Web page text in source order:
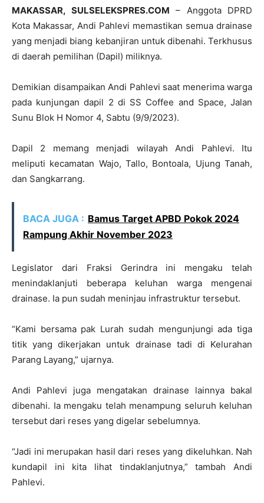
MAKASSAR, SULSELEKSPRES.COM – Anggota DPRD
Kota Makassar, Andi Pahlevi memastikan semua drainase
yang menjadi biang kebanjiran untuk dibenahi. Terkhusus
di daerah pemilihan (Dapil) miliknya.
Demikian disampaikan Andi Pahlevi saat menerima warga
pada kunjungan dapil 2 di SS Coffee and Space, Jalan
Sunu Blok H Nomor 4, Sabtu (9/9/2023).
Dapil 2 memang menjadi wilayah Andi Pahlevi. Itu
meliputi kecamatan Wajo, Tallo, Bontoala, Ujung Tanah,
dan Sangkarrang.
BACA JUGA : Bamus Target APBD Pokok 2024
Rampung Akhir November 2023
Legislator dari Fraksi Gerindra ini mengaku telah
menindaklanjuti beberapa keluhan warga mengenai
drainase. Ia pun sudah meninjau infrastruktur tersebut.
“Kami bersama pak Lurah sudah mengunjungi ada tiga
titik yang dikerjakan untuk drainase tadi di Kelurahan
Parang Layang,” ujarnya.
Andi Pahlevi juga mengatakan drainase lainnya bakal
dibenahi. Ia mengaku telah menampung seluruh keluhan
tersebut dari reses yang digelar sebelumnya.
“Jadi ini merupakan hasil dari reses yang dikeluhkan. Nah
kundapil ini kita lihat tindaklanjutnya,” tambah Andi
Pahlevi.